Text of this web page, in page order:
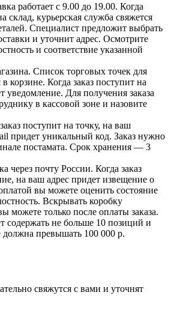
работает с 9.00 до 19.00. Когда
склад, курьерская служба свяжется
Специалист предложит выбрать
и уточнит адрес. Осмотрите
и соответствие указанной
Список торговых точек для
корзине. Когда заказ поступит на
уведомление. Для получения заказа
в кассовой зоне и назовите
поступит на точку, на ваш
придет уникальный код. Заказ нужно
постамата. Срок хранения — 3
через почту России. Когда заказ
на ваш адрес придет извещение о
вы можете оценить состояние
Вскрывать коробку
можете только после оплаты заказа.
содержать не больше 10 позиций и
должна превышать 100 000 р.
свяжутся с вами и уточнят